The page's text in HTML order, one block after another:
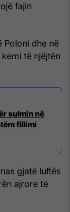
fajin
Poloni dhe në
të njëjtën
sulmin në
fillimi
gjatë luftës
ajrore të